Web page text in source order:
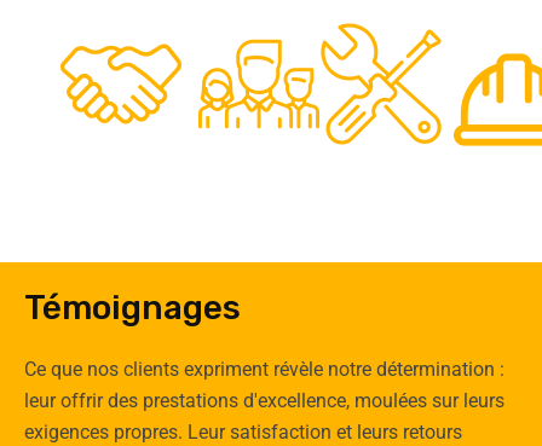
48
0
50
Experts
Témoignages
Ce que nos clients expriment révèle notre détermination :
leur offrir des prestations d'excellence, moulées sur leurs
exigences propres. Leur satisfaction et leurs retours